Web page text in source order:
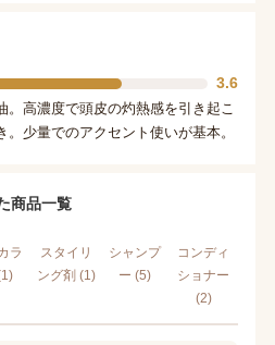
3.6
。高濃度で頭皮の灼熱感を引き起こ
少量でのアクセント使いが基本。
商品一覧
ラ
スタイリ
ング剤 (1)
シャンプ
ー (5)
コンディ
ショナー
(2)